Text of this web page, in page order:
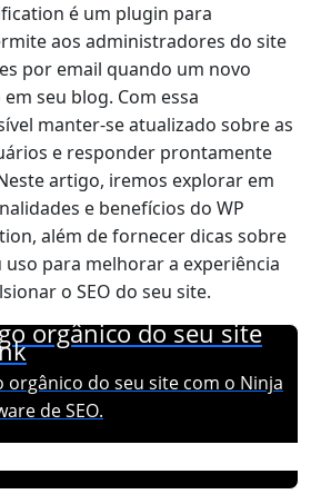
é um plugin para
aos administradores do site
por email quando um novo
seu blog. Com essa
manter-se atualizado sobre as
e responder prontamente
artigo, iremos explorar em
e benefícios do WP
além de fornecer dicas sobre
para melhorar a experiência
o SEO do seu site.
orgânico do seu site
do seu site com o Ninja
de SEO.